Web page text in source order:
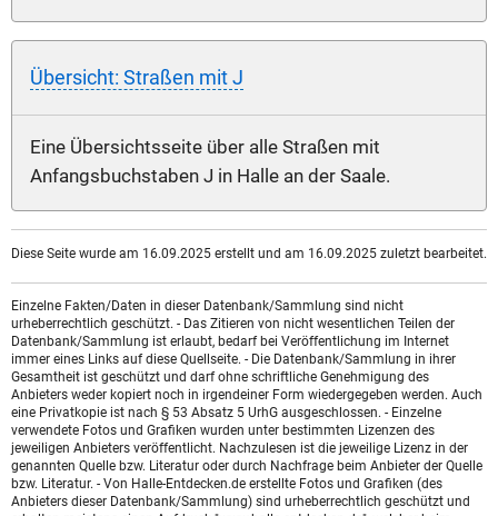
Übersicht: Straßen mit J
Eine Übersichtsseite über alle Straßen mit
Anfangsbuchstaben J in Halle an der Saale.
Diese Seite wurde am 16.09.2025 erstellt und am 16.09.2025 zuletzt bearbeitet.
Einzelne Fakten/Daten in dieser Datenbank/Sammlung sind nicht
urheberrechtlich geschützt. - Das Zitieren von nicht wesentlichen Teilen der
Datenbank/Sammlung ist erlaubt, bedarf bei Veröffentlichung im Internet
immer eines Links auf diese Quellseite. - Die Datenbank/Sammlung in ihrer
Gesamtheit ist geschützt und darf ohne schriftliche Genehmigung des
Anbieters weder kopiert noch in irgendeiner Form wiedergegeben werden. Auch
eine Privatkopie ist nach § 53 Absatz 5 UrhG ausgeschlossen. - Einzelne
verwendete Fotos und Grafiken wurden unter bestimmten Lizenzen des
jeweiligen Anbieters veröffentlicht. Nachzulesen ist die jeweilige Lizenz in der
genannten Quelle bzw. Literatur oder durch Nachfrage beim Anbieter der Quelle
bzw. Literatur. - Von Halle-Entdecken.de erstellte Fotos und Grafiken (des
Anbieters dieser Datenbank/Sammlung) sind urheberrechtlich geschützt und